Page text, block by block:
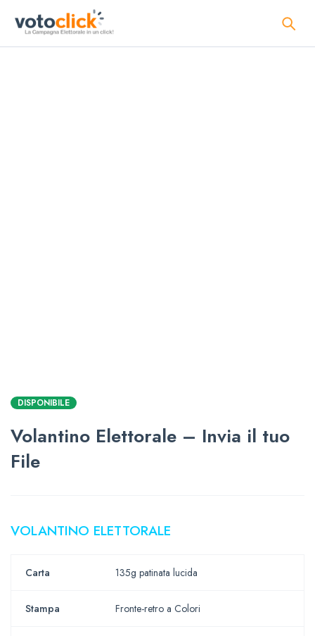
DISPONIBILE
Volantino Elettorale – Invia il tuo
File
VOLANTINO ELETTORALE
Carta 135g patinata lucida
Stampa Fronte-retro a Colori